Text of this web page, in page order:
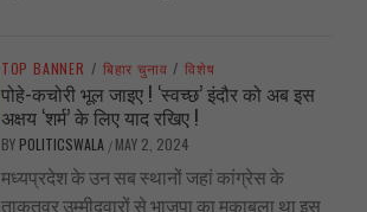
TOP BANNER / बिहार चुनाव / विशेष
पोहे-कचोरी भूल जाइए ! ‘स्वच्छ’ इंदौर को अब इस
अक्षय ‘शर्म’ के लिए याद रखिए !
BY POLITICSWALA / MAY 2, 2024
मध्यप्रदेश के उन सब स्थानों जहां कांग्रेस के
ताकतवर उम्मीदवारों से भाजपा का मुक़ाबला था इस